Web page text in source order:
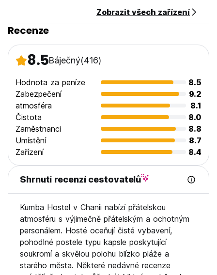
Vhodné pro děti.
Žádný zákaz vycházení.
original language)
Zobrazit všech zařízení
Recenze
8.5Báječný(416)
Hodnota za peníze
8.5
Zabezpečení
9.2
atmosféra
8.1
Čistota
8.0
Zaměstnanci
8.8
Umístění
8.7
Zařízení
8.4
Shrnutí recenzí cestovatelů
Kumba Hostel v Chanii nabízí přátelskou
atmosféru s výjimečně přátelským a ochotným
personálem. Hosté oceňují čisté vybavení,
pohodlné postele typu kapsle poskytující
soukromí a skvělou polohu blízko pláže a
starého města. Některé nedávné recenze